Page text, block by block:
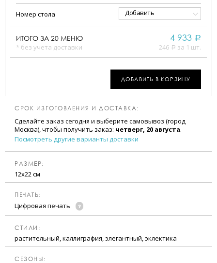
Номер стола Добавить
ИТОГО ЗА 20 МЕНЮ
* без учета доставки
4 933 a
246 a за 1 шт.
ДОБАВИТЬ В КОРЗИНУ
СРОК ИЗГОТОВЛЕНИЯ И ДОСТАВКА:
Сделайте заказ сегодня и выберите самовывоз (город
Москва), чтобы получить заказ: четверг, 20 августа.
Посмотреть другие варианты доставки
РАЗМЕР:
12х22 см
ПЕЧАТЬ:
Цифровая печать
CТИЛИ:
растительный, каллиграфия, элегантный, эклектика
CЕЗОНЫ: